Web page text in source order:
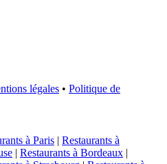
légales • Politique de
à Paris | Restaurants à
| Restaurants à Bordeaux |